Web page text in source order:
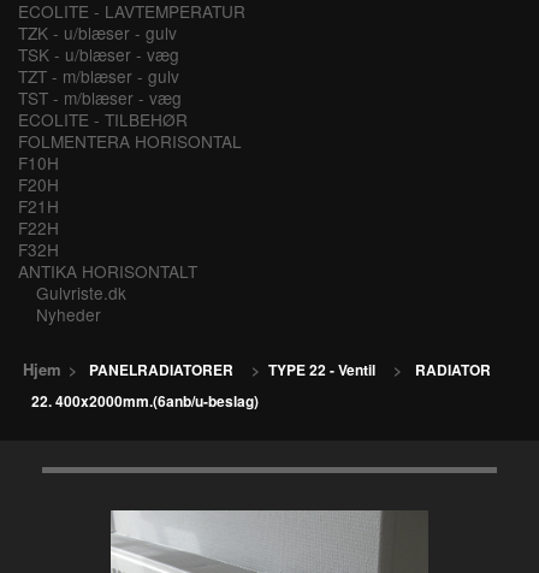
ECOLITE - LAVTEMPERATUR
TZK - u/blæser - gulv
TSK - u/blæser - væg
TZT - m/blæser - gulv
TST - m/blæser - væg
ECOLITE - TILBEHØR
FOLMENTERA HORISONTAL
F10H
F20H
F21H
F22H
F32H
ANTIKA HORISONTALT
Gulvriste.dk
Nyheder
Hjem > PANELRADIATORER > TYPE 22 - Ventil >
RADIATOR
22. 400x2000mm.(6anb/u-beslag)